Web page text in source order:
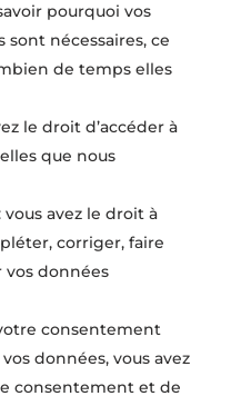
pourquoi vos
nécessaires, ce
de temps elles
le droit d’accéder à
que nous
avez le droit à
corriger, faire
données
consentement
données, vous avez
consentement et de